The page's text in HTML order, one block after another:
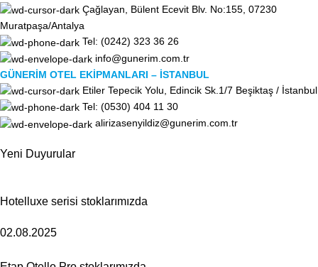
Çağlayan, Bülent Ecevit Blv. No:155, 07230
Muratpaşa/Antalya
Tel: (0242) 323 36 26
info@gunerim.com.tr
GÜNERİM OTEL EKİPMANLARI – İSTANBUL
Etiler Tepecik Yolu, Edincik Sk.1/7 Beşiktaş / İstanbul
Tel: (0530) 404 11 30
alirizasenyildiz@gunerim.com.tr
Yeni Duyurular
Hotelluxe serisi stoklarımızda
02.08.2025